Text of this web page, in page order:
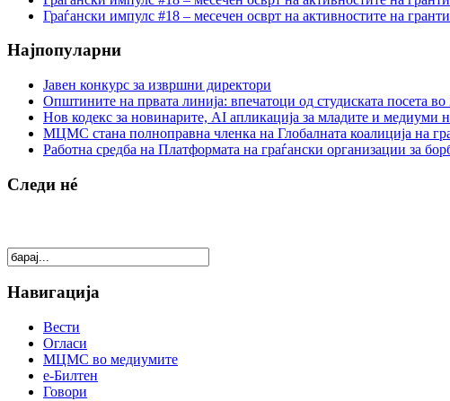
Граѓански импулс #18 – месечен осврт на активностите на
Најпопуларни
Јавен конкурс за извршни директори
Општините на првата линија: впечатоци од студиската посета во
Нов кодекс за новинарите, AI апликација за младите и медиуми
МЦМС стана полноправна членка на Глобалната коалиција на
Работна средба на Платформата на граѓански организации за
Следи нé
Навигација
Вести
Огласи
МЦМС во медиумите
е-Билтен
Говори